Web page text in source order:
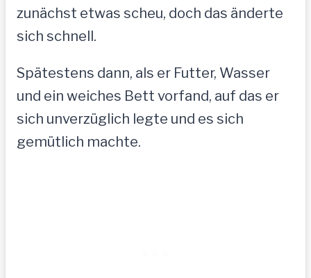
zunächst etwas scheu, doch das änderte
sich schnell.
Spätestens dann, als er Futter, Wasser
und ein weiches Bett vorfand, auf das er
sich unverzüglich legte und es sich
gemütlich machte.